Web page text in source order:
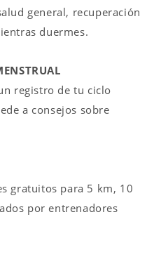
general, recuperación
duermes.
registro de tu ciclo
a consejos sobre
gratuitos para 5 km, 10
por entrenadores